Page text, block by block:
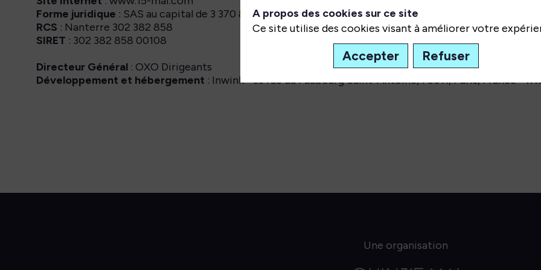
Forme juridique : SAS au capital de 3 370 884 euros
RCS : Nanterre 302 382 858
SIRET : 302 382 858 00108
Directeur Général : OXO Dirigeants
Développement et hébergement : Inwink - 33 rue du Faubourg Saint-Antoine, 75011, Paris, France -
Une organisation
A propos des cookies sur ce site
Ce site utilise des cookies visant à améliorer votre
Accepter Refuser